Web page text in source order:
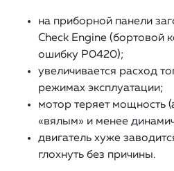
на приборной панели
Check Engine (бортовой
ошибку Р0420);
увеличивается расход
режимах эксплуатации;
мотор теряет мощность
«вялым» и менее
двигатель хуже
глохнуть без причины.